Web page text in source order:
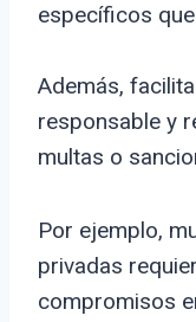
específicos
Además,
responsable y
multas o
Por ejemplo,
privadas
compromisos